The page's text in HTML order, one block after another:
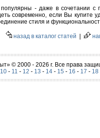
- даже в сочетании с
современно, если Вы
стиля и
назад в каталог статей
© 2000 - 2026 г. Все права
10- 11 - 12 - 13 - 14- 15 - 16 - 17 - 18